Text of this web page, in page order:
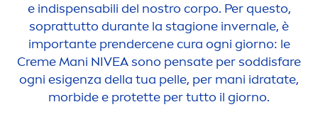
e indispensabili del nostro corpo. Per questo,
soprattutto durante la stagione invernale, è
importante prendercene cura ogni giorno: le
CremeMani NIVEAsono pensate per soddisfare
ogni esigenza della tua pelle, per mani idratate,
morbide e protette per tutto il giorno.